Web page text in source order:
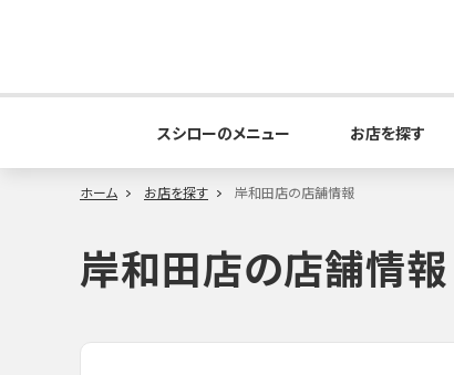
スシローのメニュー お店を探す
ホーム お店を探す 岸和田店の店舗情報
岸和田店の店舗情報